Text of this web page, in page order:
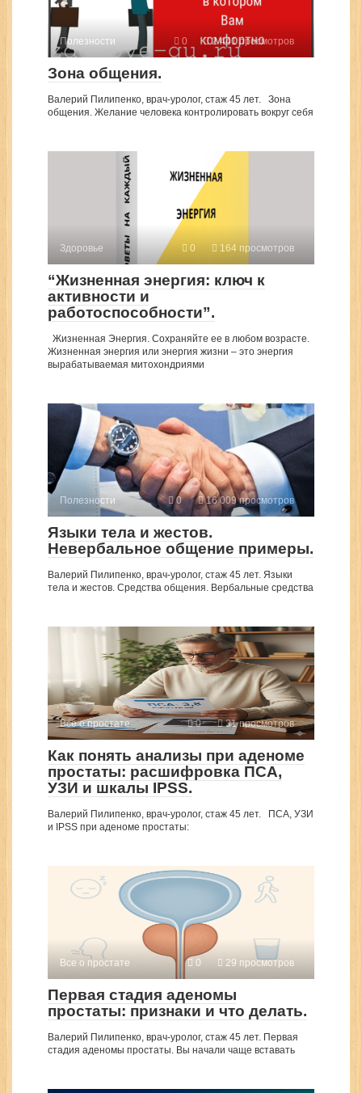
Полезности 0 2 441 просмотров
Зона общения.
Валерий Пилипенко, врач-уролог, стаж 45 лет. Зона
общения. Желание человека контролировать вокруг себя
Здоровье 0 164 просмотров
“Жизненная энергия: ключ к
активности и
работоспособности”.
Жизненная Энергия. Сохраняйте ее в любом возрасте.
Жизненная энергия или энергия жизни – это энергия
вырабатываемая митохондриями
Полезности 0 16 009 просмотров
Языки тела и жестов.
Невербальное общение примеры.
Валерий Пилипенко, врач-уролог, стаж 45 лет. Языки
тела и жестов. Средства общения. Вербальные средства
Все о простате 0 31 просмотров
Как понять анализы при аденоме
простаты: расшифровка ПСА,
УЗИ и шкалы IPSS.
Валерий Пилипенко, врач-уролог, стаж 45 лет. ПСА, УЗИ
и IPSS при аденоме простаты:
Все о простате 0 29 просмотров
Первая стадия аденомы
простаты: признаки и что делать.
Валерий Пилипенко, врач-уролог, стаж 45 лет. Первая
стадия аденомы простаты. Вы начали чаще вставать